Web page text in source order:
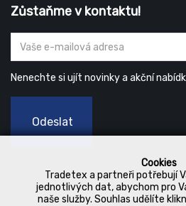
Cookies
Tradetex a partneři potřebují
jednotlivých dat, abychom pro
naše služby. Souhlas udělíte
Zůstaňme v kontaktu!
Nenechte si ujít novinky a akční
Odeslat